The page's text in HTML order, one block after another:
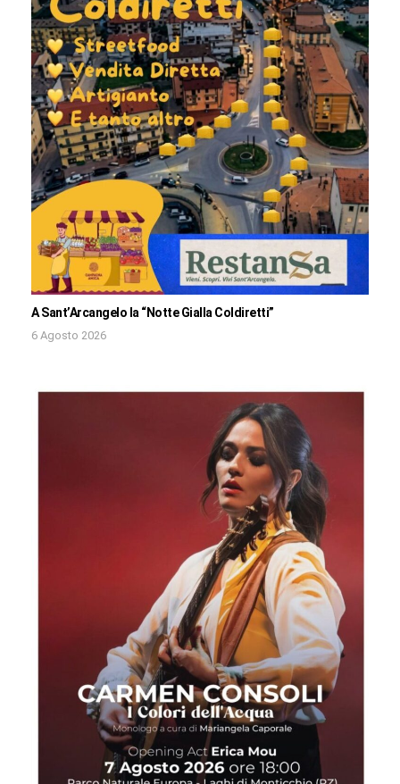
A Sant’Arcangelo la “Notte Gialla Coldiretti”
6 Agosto 2026